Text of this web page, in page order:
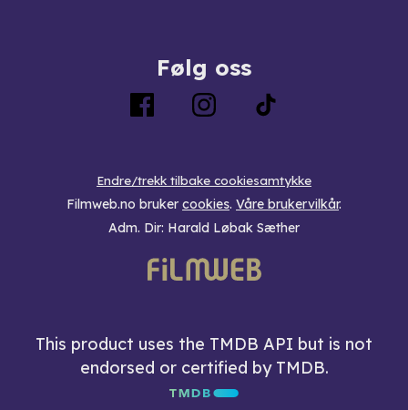
Følg oss
Endre/trekk tilbake cookiesamtykke
Filmweb.no bruker cookies. Våre brukervilkår.
Adm. Dir: Harald Løbak Sæther
This product uses the TMDB API but is not
endorsed or certified by TMDB.